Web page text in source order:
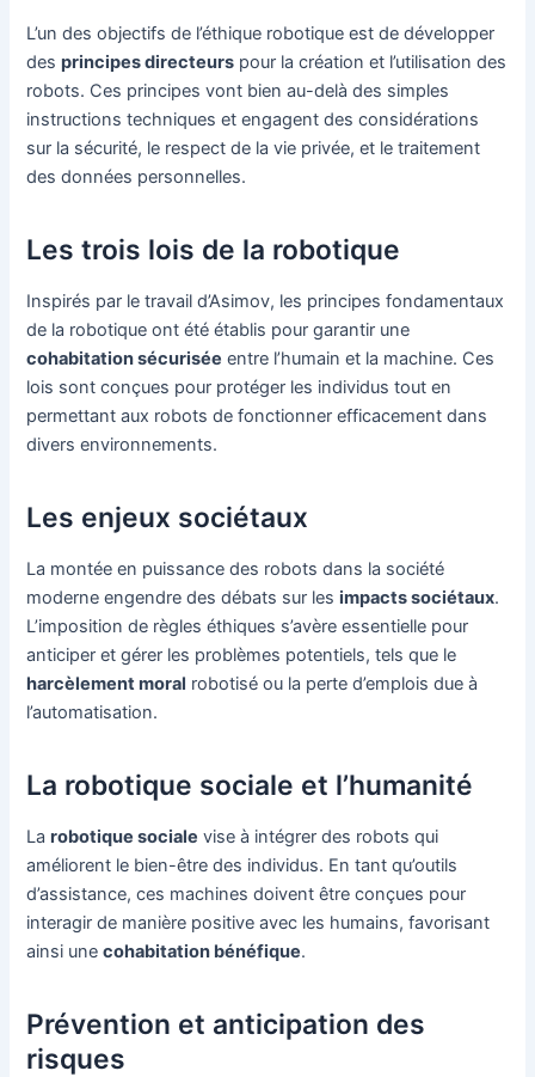
L’un des objectifs de l’éthique robotique est de développer
desprincipes directeurs pour la création et l’utilisation des
robots. Ces principes vont bien au-delà des simples
instructions techniques et engagent des considérations
sur la sécurité, le respect de la vie privée, et le traitement
des données personnelles.
Les trois lois de la robotique
Inspirés par le travail d’Asimov, les principes fondamentaux
de la robotique ont été établis pour garantir une
cohabitation sécurisée entre l’humain et la machine. Ces
lois sont conçues pour protéger les individus tout en
permettant aux robots de fonctionner efficacement dans
divers environnements.
Les enjeux sociétaux
La montée en puissance des robots dans la société
moderne engendre des débats sur lesimpacts sociétaux.
L’imposition de règles éthiques s’avère essentielle pour
anticiper et gérer les problèmes potentiels, tels que le
harcèlement moral robotisé ou la perte d’emplois due à
l’automatisation.
La robotique sociale et l’humanité
Larobotique sociale vise à intégrer des robots qui
améliorent le bien-être des individus. En tant qu’outils
d’assistance, ces machines doivent être conçues pour
interagir de manière positive avec les humains, favorisant
ainsi unecohabitation bénéfique.
Prévention et anticipation des
risques